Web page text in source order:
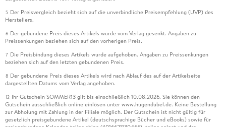
5 Der Preisvergleich bezieht sich auf die unverbindliche Preisempfehlung (UVP) des
Herstellers.
6 Der gebundene Preis dieses Artikels wurde vom Verlag gesenkt. Angaben zu
Preissenkungen beziehen sich auf den vorherigen Preis.
7 Die Preisbindung dieses Artikels wurde aufgehoben. Angaben zu Preissenkungen
beziehen sich auf den letzten gebundenen Preis.
8 Der gebundene Preis dieses Artikels wird nach Ablauf des auf der Artikelseite
dargestellten Datums vom Verlag angehoben.
12 Ihr Gutschein SOMMER13 gilt bis einschließlich 10.08.2026. Sie können den
Gutschein ausschließlich online einlösen unter www.hugendubel.de. Keine Bestellung
zur Abholung mit Zahlung in der Filiale möglich. Der Gutschein ist nicht gültig für
gesetzlich preisgebundene Artikel (deutschsprachige Bücher und eBooks) sowie für